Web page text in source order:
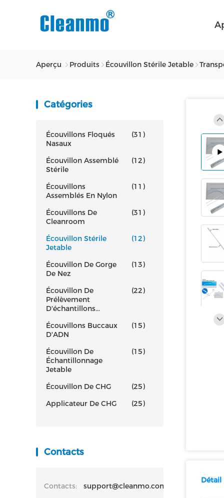
Aperçu Produits Écouvillon Stérile Jetable
Catégories
Écouvillons Floqués
Nasaux
(31)
Écouvillon Assemblé
Stérile
(12)
Écouvillons
Assemblés En Nylon
(11)
Écouvillons De
Cleanroom
(31)
Écouvillon Stérile
Jetable
(12)
Écouvillon De Gorge
De Nez
(13)
Écouvillon De
Prélèvement
D'échantillons...
(22)
Écouvillons Buccaux
D'ADN
(15)
Écouvillon De
Échantillonnage
Jetable
(15)
Écouvillon De CHG
(25)
Applicateur De CHG
(25)
Contacts
Contacts:
support@cleanmo.com